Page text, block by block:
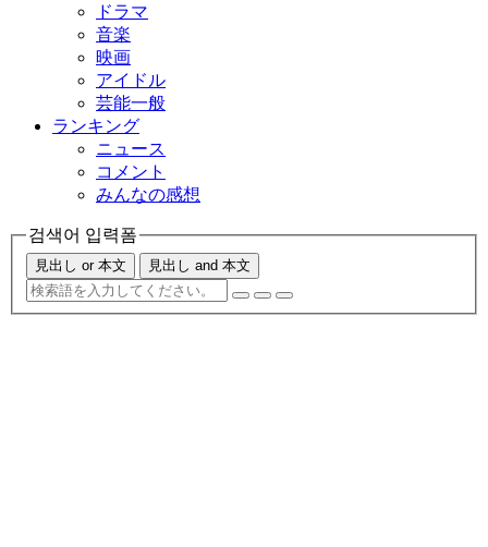
ドラマ
音楽
映画
アイドル
芸能一般
ランキング
ニュース
コメント
みんなの感想
검색어 입력폼
見出し or 本文 見出し and 本文